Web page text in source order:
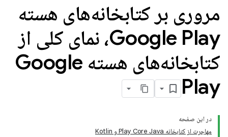
مروری بر کتابخانه‌های هسته
Google Play، نمای کلی از
کتابخانه‌های هسته Google
Play
در این صفحه
مهاجرت از کتابخانه Play Core Java و Kotlin